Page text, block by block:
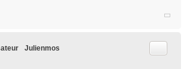
Julienmos